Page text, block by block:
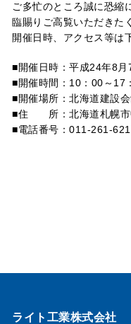
ご多忙のところ誠に恐縮
臨賜りご高覧いただきた
開催日時、アクセス等は
■開催日時：平成24年8月
■開催時間：10：00～17
■開催場所：北海道建
■住 所：北海道札幌市
■電話番号：011-261-
ライト工業株式会社